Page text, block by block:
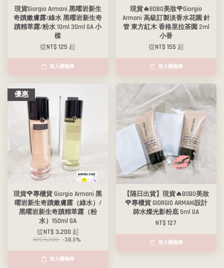
現貨Giorgio Armani 黑曜岩新生
奇蹟嫩膚露/綠水 黑曜岩新生奇
蹟精萃露/粉水 10ml 30ml GA 小
樣
從NT$ 125 起
加入購物車
現貨🔥BOBO美妝🌹Giorgio
Armani 高級訂製淡香水花園 針
管 東方紅木 香格里拉茶園 2ml
小香
從NT$ 155 起
加入購物車
優惠
現貨🌹專櫃貨 Giorgio Armani 黑
曜岩新生奇蹟嫩膚露（綠水）/
黑曜岩新生奇蹟精萃露（粉
水）150ml GA
從NT$ 3,200 起
NT$ 5,200 -38.5%
加入購物車
【隔日出貨】現貨🔥BOBO美妝
🌹專櫃貨 GIORGIO ARMANI設計
師水燦光影粉底 5ml GA
NT$ 127
加入購物車